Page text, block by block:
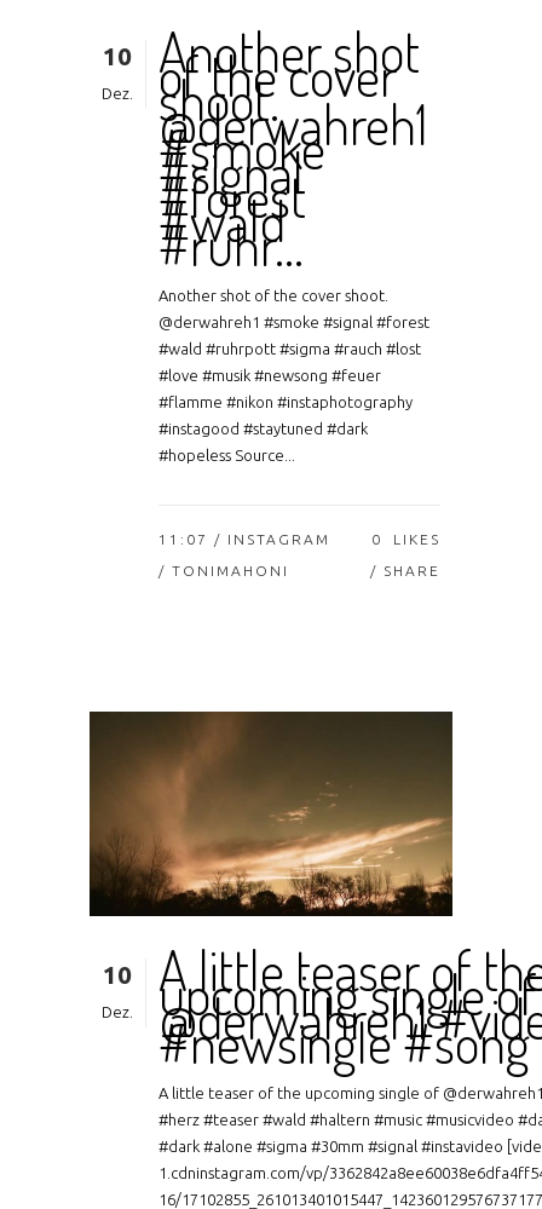
10
Dez.
Another shot
of the cover
shoot.
@derwahreh1
#smoke
#signal
#forest
#wald
#ruhr…
Another shot of the cover shoot.
@derwahreh1 #smoke #signal #forest
#wald #ruhrpott #sigma #rauch #lost
#love #musik #newsong #feuer
#flamme #nikon #instaphotography
#instagood #staytuned #dark
#hopeless Source...
11:07 / INSTAGRAM
/ TONIMAHONI
0
LIKES
SHARE
10
Dez.
A little teaser of
upcoming single of
@derwahreh1
#newsingle
A little teaser of the upcoming single of
#herz #teaser #wald #haltern #music #musicvideo
#dark #alone #sigma #30mm #signal #instavideo
1.cdninstagram.com/vp/
16/